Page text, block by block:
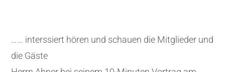
…… interssiert hören und schauen die Mitglieder und
die Gäste